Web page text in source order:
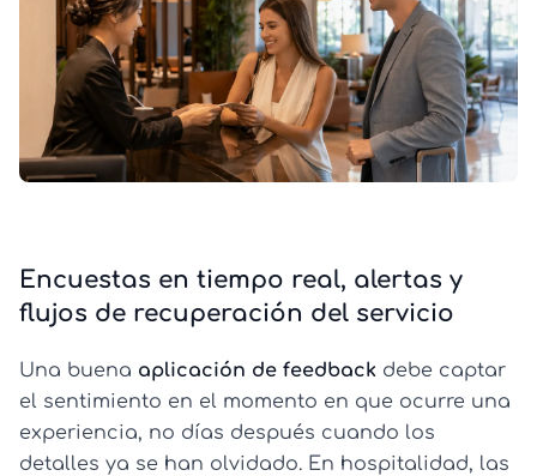
Encuestas en tiempo real, alertas y
flujos de recuperación del servicio
Una buena aplicación de feedback debe captar
el sentimiento en el momento en que ocurre una
experiencia, no días después cuando los
detalles ya se han olvidado. En hospitalidad, las